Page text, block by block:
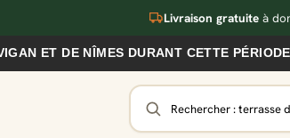
Livraison gratuiteà
DURANT CETTE PÉRIODE AFIN